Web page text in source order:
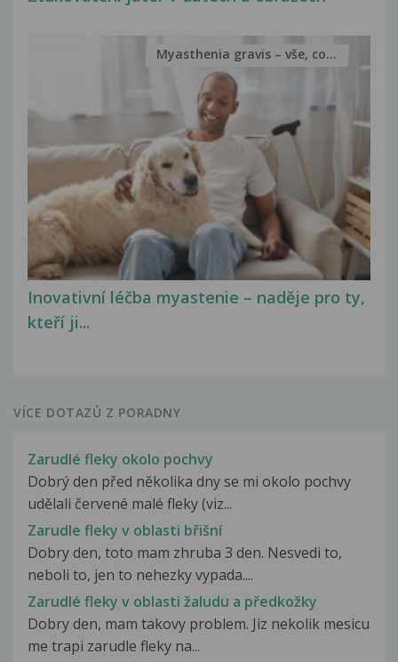
Inovativní léčba myastenie – naděje pro ty,
kteří ji...
Myasthenia gravis – vše, co...
VÍCE DOTAZŮ Z PORADNY
Zarudlé fleky okolo pochvy
Dobrý den před několika dny se mi okolo pochvy
udělali červené malé fleky (viz...
Zarudle fleky v oblasti břišní
Dobry den, toto mam zhruba 3 den. Nesvedi to,
neboli to, jen to nehezky vypada....
Zarudlé fleky v oblasti žaludu a předkožky
Dobry den, mam takovy problem. Jiz nekolik mesicu
me trapi zarudle fleky na...